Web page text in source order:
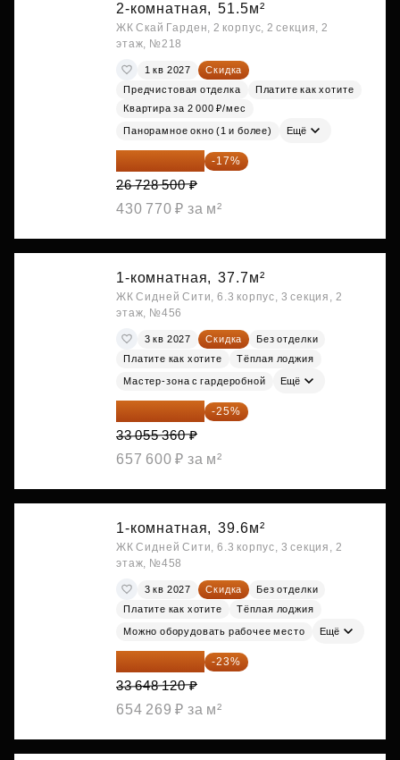
2-комнатная, 51.5м²
ЖК Скай Гарден, 2 корпус, 2 секция, 2
этаж, №218
1 кв 2027
Скидка
Предчистовая отделка
Платите как хотите
Квартира за 2 000 ₽/мес
Панорамное окно (1 и более) Ещё
22 184 655 ₽ -17%
26 728 500 ₽
430 770 ₽ за м²
1-комнатная, 37.7м²
ЖК Сидней Сити, 6.3 корпус, 3 секция, 2
этаж, №456
3 кв 2027 Скидка
Без отделки
Платите как хотите
Тёплая лоджия
Мастер-зона с гардеробной Ещё
24 791 520 ₽ -25%
33 055 360 ₽
657 600 ₽ за м²
1-комнатная, 39.6м²
ЖК Сидней Сити, 6.3 корпус, 3 секция, 2
этаж, №458
3 кв 2027 Скидка
Без отделки
Платите как хотите
Тёплая лоджия
Можно оборудовать рабочее место Ещё
25 909 052 ₽ -23%
33 648 120 ₽
654 269 ₽ за м²